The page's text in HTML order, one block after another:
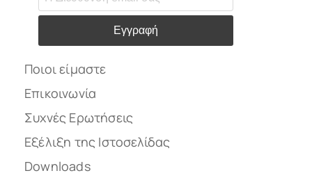
Εγγραφή
Ποιοι είμαστε
Επικοινωνία
Συχνές Ερωτήσεις
Εξέλιξη της Ιστοσελίδας
Downloads